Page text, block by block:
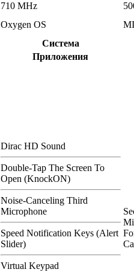
710 MHz
Oxygen OS
Система
Приложения
Dirac HD Sound
Double-Tap The Screen To
Open (KnockON)
Noise-Canceling Third
Microphone
Speed Notification Keys (Alert
Slider)
Virtual Keypad